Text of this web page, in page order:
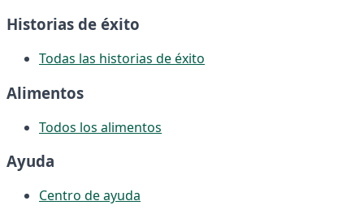
Historias de éxito
Todas las historias de éxito
Alimentos
Todos los alimentos
Ayuda
Centro de ayuda